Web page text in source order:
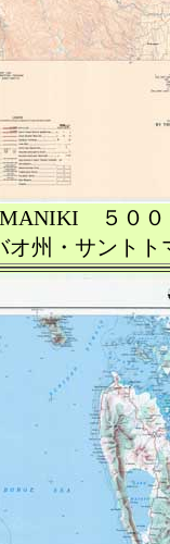
MANIKI ５００
オ州・サントト